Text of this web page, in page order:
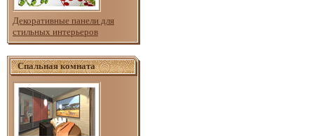
Декоративные панели для
стильных интерьеров
Спальная комната